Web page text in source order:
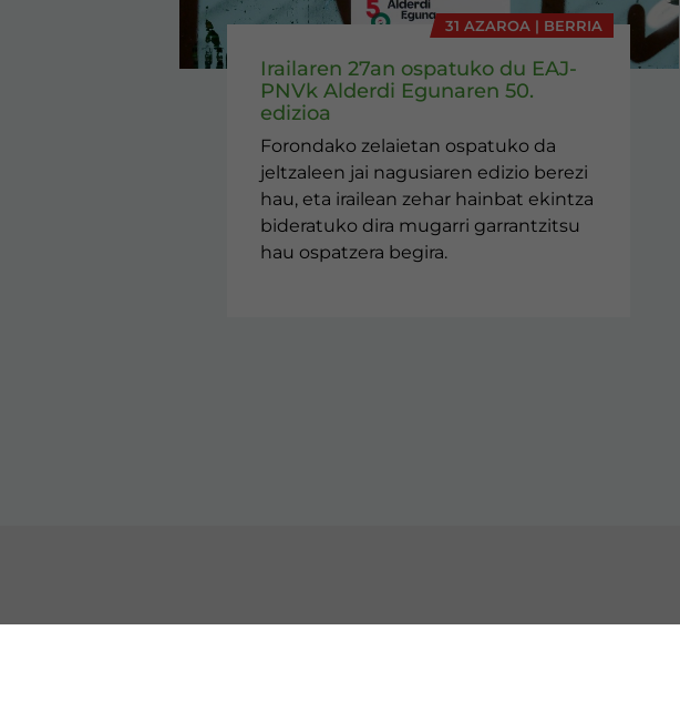
31 AZAROA | BERRIA
Irailaren 27an ospatuko du EAJ-
PNVk Alderdi Egunaren 50.
edizioa
Forondako zelaietan ospatuko da
jeltzaleen jai nagusiaren edizio berezi
hau, eta irailean zehar hainbat ekintza
bideratuko dira mugarri garrantzitsu
hau ospatzera begira.